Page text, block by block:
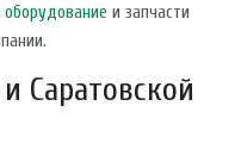
и запчасти
Саратовской